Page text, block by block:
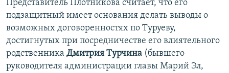
Представитель Плотникова считает, что его
подзащитный имеет основания делать выводы о
возможных договоренностях по Туруеву,
достигнутых при посредничестве его влиятельного
родственника Дмитрия Турчина (бывшего
руководителя администрации главы Марий Эл,